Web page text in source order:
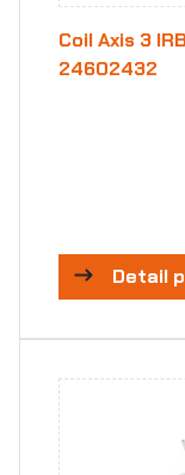
Coil Axis 3
24602432
Detail